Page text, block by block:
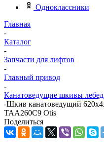
Одноклассники
Главная
-
Каталог
-
Запчасти для лифтов
-
Главный привод
-
Канатоведущие шкивы
-Шкив канатоведущий
TAA260C9 Otis
Поделиться